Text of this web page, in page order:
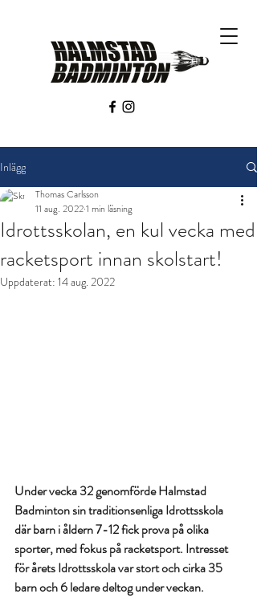
Inlägg
Idrottsskolan, en kul vecka med
racketsport innan skolstart!
Thomas Carlsson
11 aug. 20221 min läsning
Uppdaterat: 14 aug. 2022
Under vecka 32 genomförde Halmstad
Badminton sin traditionsenliga Idrottsskola
där barn i åldern 7-12 fick prova på olika
sporter, med fokus på racketsport. Intresset
för årets Idrottsskola var stort och cirka 35
barn och 6 ledare deltog under veckan.